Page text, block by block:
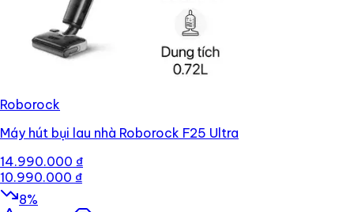
Roborock
Máy hút bụi lau nhà Roborock F25 Ultra
14.990.000 ₫
10.990.000 ₫
8%